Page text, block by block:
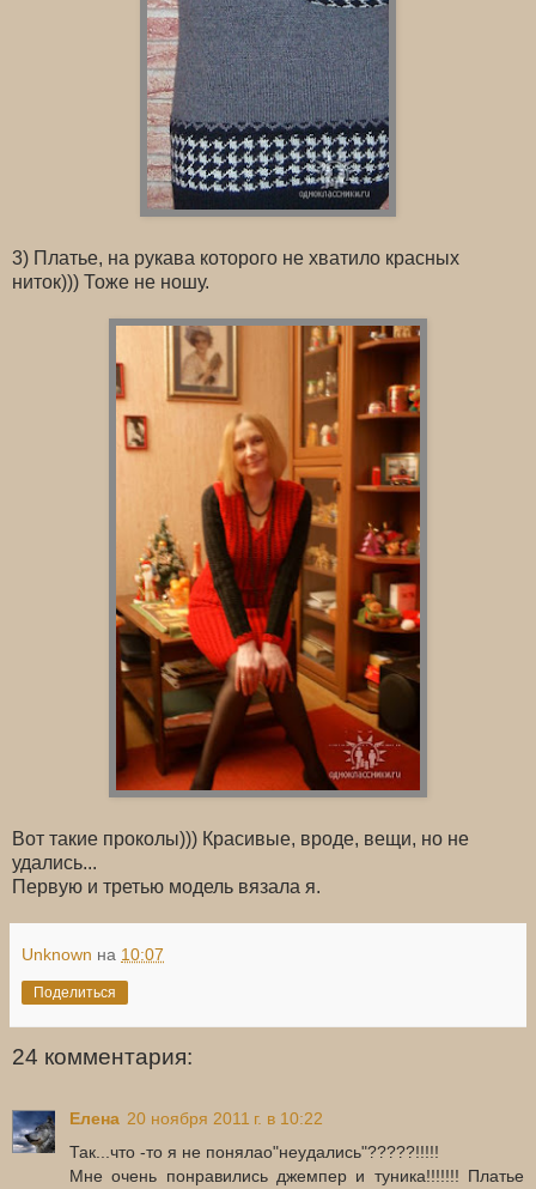
3) Платье, на рукава которого не хватило красных
ниток))) Тоже не ношу.
Вот такие проколы))) Красивые, вроде, вещи, но не
удались...
Первую и третью модель вязала я.
Unknown на 10:07
Поделиться
24 комментария:
Елена 20 ноября 2011 г. в 10:22
Так...что -то я не понялао"неудались"?????!!!!!
Мне очень понравились джемпер и туника!!!!!!! Платье